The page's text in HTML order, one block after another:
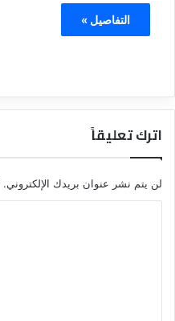
التفاصيل »
اترك تعليقاً
لن يتم نشر عنوان بريدك الإلكتروني.